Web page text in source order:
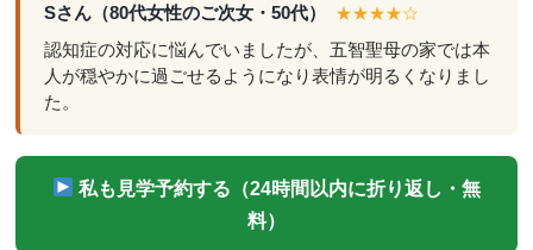
Sさん（80代女性のご次女・50代） ★★★★☆
認知症の対応に悩んでいましたが、五智聖母の家では本
人が穏やかに過ごせるようになり表情が明るくなりまし
た。
私も見学予約する（24時間以内に折り返し・無
料）